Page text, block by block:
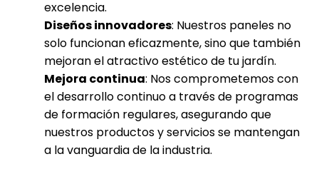
excelencia.
Diseños innovadores: Nuestros paneles no
solo funcionan eficazmente, sino que también
mejoran el atractivo estético de tu jardín.
Mejora continua: Nos comprometemos con
el desarrollo continuo a través de programas
de formación regulares, asegurando que
nuestros productos y servicios se mantengan
a la vanguardia de la industria.